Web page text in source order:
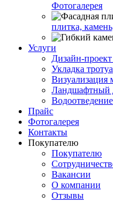
Фотогалерея
плитка,
Услуги
Дизайн-
Укладка
Визуализация
Ландшафтный
Водоотведение
Прайс
Фотогалерея
Контакты
Покупателю
Покупателю
Вакансии
О компании
Отзывы